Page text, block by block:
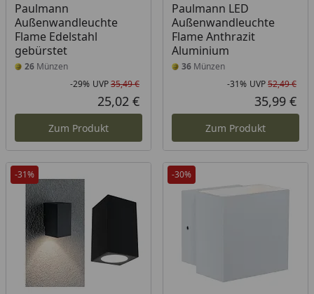
Paulmann
Außenwandleuchte
Flame Edelstahl
gebürstet
26 Münzen
Rabatt in Prozent
-29%
Ursprünglicher Preis
UVP35,49 €
Aktueller Preis
25,02 €
Zum Produkt
Paulmann LED
Außenwandleuchte
Flame Anthrazit
Aluminium
36Münzen
-31% UVP52,49 €
35,99 €
Zum Produkt
-31% -30%